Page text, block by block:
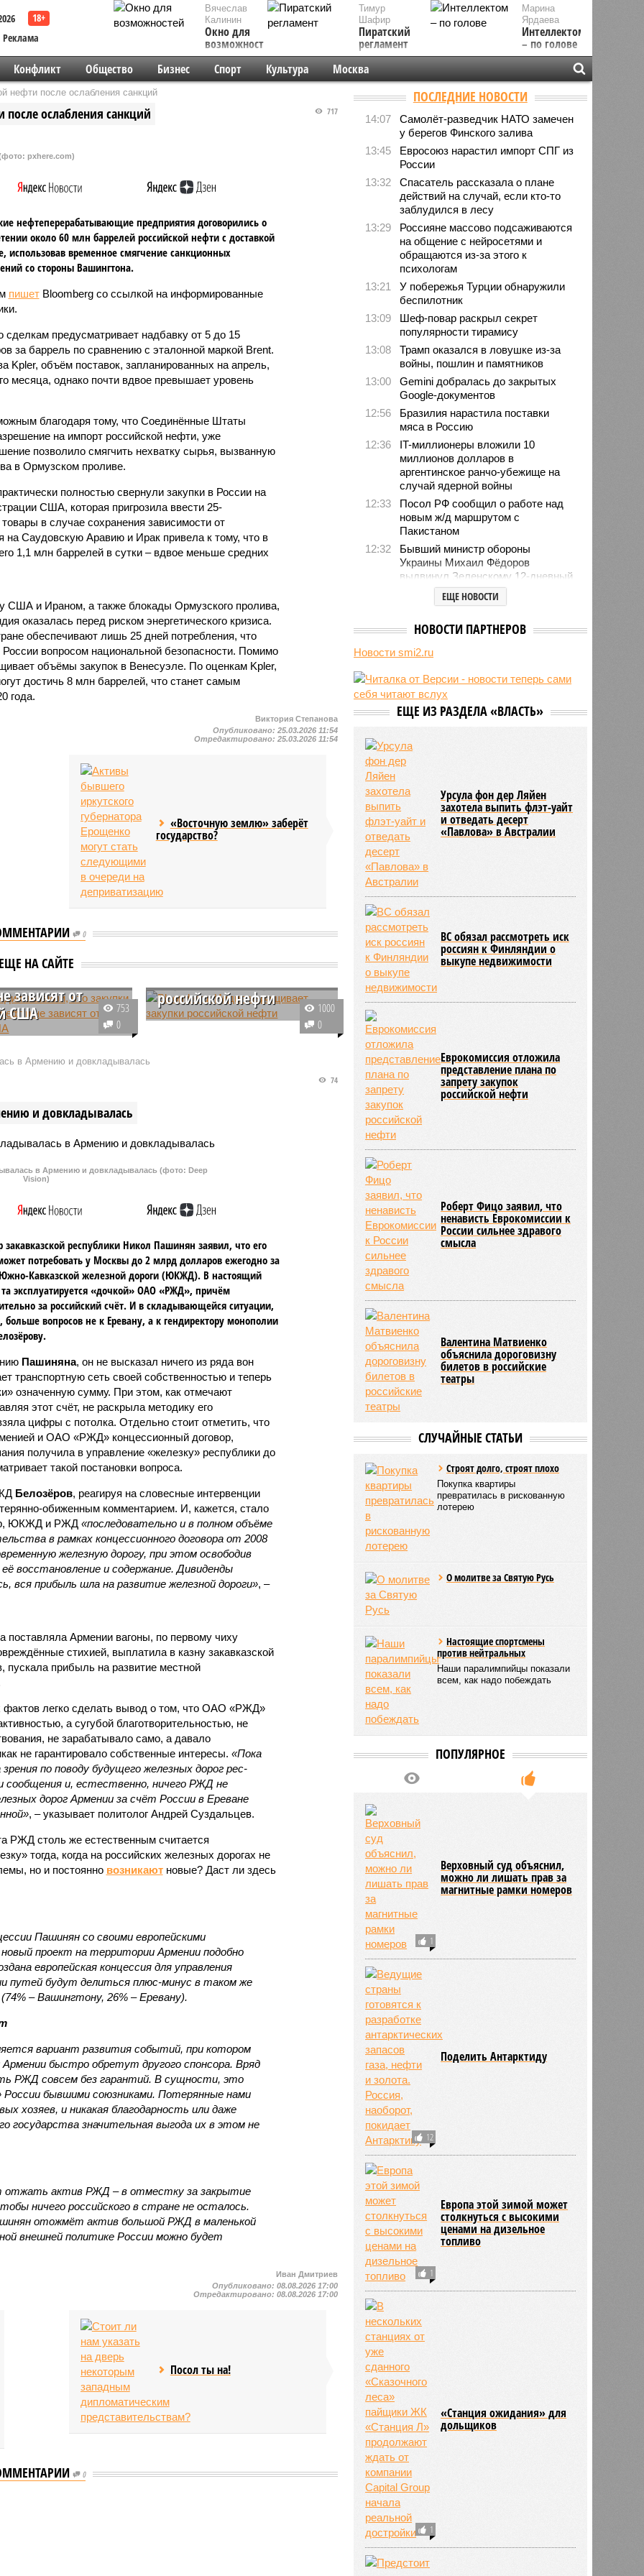
Реклама
Вячеслав
Калинин
Окно для
возможностей
Марина
Ярдаева
Интеллектом
– по голове
Тимур
Шафир
Пиратский
регламент
Конфликт Общество Бизнес Спорт Культура Москва
нефти после ослабления санкций
ослабления санкций 717
pxhere.com)
нефтеперерабатывающие предприятия договорились о
около 60 млн баррелей российской нефти с доставкой
использовав временное смягчение санкционных
со стороны Вашингтона.
пишетBloomberg со ссылкой на информированные
сделкам предусматривает надбавку от 5 до 15
за баррель по сравнению с эталонной маркой Brent.
Kpler, объём поставок, запланированных на апрель,
месяца, однако почти вдвое превышает уровень
благодаря тому, что Соединённые Штаты
на импорт российской нефти, уже
позволило смягчить нехватку сырья, вызванную
в Ормузском проливе.
полностью свернули закупки в России на
США, которая пригрозила ввести 25-
в случае сохранения зависимости от
на Саудовскую Аравию и Ирак привела к тому, что в
1,1 млн баррелей в сутки – вдвое меньше средних
США и Ираном, а также блокады Ормузского пролива,
оказалась перед риском энергетического кризиса.
обеспечивают лишь 25 дней потребления, что
вопросом национальной безопасности. Помимо
объёмы закупок в Венесуэле. По оценкам Kpler,
достичь 8 млн баррелей, что станет самым
года.
Виктория Степанова
Опубликовано:25.03.2026 11:54
Отредактировано:25.03.2026 11:54
«Восточную землю» заберёт
государство?
0
ЕЩЕ НА САЙТЕзаявили,
российской
зависят от
США
представитель
Шарма на пресс-
и будут
от того, вводит ли
исключения из
режима или,
отзывает их.
753
0
Bloomberg: Индия
российской нефти
На фоне временного ослабления
1000
0
в Армению и довкладывалась
и довкладывалась
74
в Армению и довкладывалась (фото: Deep
Vision)
закавказской республики Никол Пашинян заявил, что его
потребовать у Москвы до 2 млрд долларов ежегодно за
Кавказской железной дороги (ЮКЖД). В настоящий
эксплуатируется «дочкой» ОАО «РЖД», причём
за российский счёт. И в складывающейся ситуации,
больше вопросов не к Еревану, а к гендиректору монополии
Пашиняна, он не высказал ничего из ряда вон
транспортную сеть своей собственностью и теперь
означенную сумму. При этом, как отмечают
этот счёт, не раскрыла методику его
цифры с потолка. Отдельно стоит отметить, что
и ОАО «РЖД» концессионный договор,
получила в управление «железку» республики до
такой постановки вопроса.
Белозёров, реагируя на словесные интервенции
обиженным комментарием. И, кажется, стало
ЮКЖД и РЖД «последовательно и в полном объёме
в рамках концессионного договора от 2008
железную дорогу, при этом освободив
восстановление и содержание. Дивиденды
вся прибыль шла на развитие железной дороги», –
поставляла Армении вагоны, по первому чиху
стихией, выплатила в казну закавказской
пускала прибыль на развитие местной
фактов легко сделать вывод о том, что ОАО «РЖД»
а сугубой благотворительностью, не
не зарабатывало само, а давало
не гарантировало собственные интересы. «Пока
по поводу будущего железных дорог рес­
сообщения и, естественно, ничего РЖД не
дорог Армении за счёт России в Ереване
, – указывает политолог Андрей Суздальцев.
РЖД столь же естественным считается
тогда, когда на российских железных дорогах не
но и постоянно возникаютновые? Даст ли здесь
Пашинян со своими европейскими
проект на территории Армении подобно
европейская концессия для управления
путей будут делиться плюс-минус в таком же
– Вашингтону, 26% – Еревану).
вариант развития событий, при котором
быстро обретут другого спонсора. Вряд
РЖД совсем без гарантий. В сущности, это
России бывшими союзниками. Потерянные нами
хозяев, и никакая благодарность или даже
государства значительная выгода их в этом не
отжать актив РЖД – в отместку за закрытие
ничего российского в стране не осталось.
отожмёт актив большой РЖД в маленькой
внешней политике России можно будет
Иван Дмитриев
Опубликовано:08.08.2026 17:00
Отредактировано:08.08.2026 17:00
Посол ты на!
0
ПОСЛЕДНИЕ НОВОСТИ
14:07
Самолёт-разведчик НАТО замечен
у берегов Финского залива
13:45
Евросоюз нарастил импорт СПГ из
России
13:32
Спасатель рассказала о плане
действий на случай, если кто-то
заблудился в лесу
13:29
Россияне массово подсаживаются
на общение с нейросетями и
обращаются из-за этого к
психологам
13:21
У побережья Турции обнаружили
беспилотник
13:09
Шеф-повар раскрыл секрет
популярности тирамису
13:08
Трамп оказался в ловушке из-за
войны, пошлин и памятников
13:00
Gemini добралась до закрытых
Google-документов
12:56
Бразилия нарастила поставки
мяса в Россию
12:36
IT-миллионеры вложили 10
миллионов долларов в
аргентинское ранчо-убежище на
случай ядерной войны
12:33
Посол РФ сообщил о работе над
новым ж/д маршрутом с
Пакистаном
12:32
Бывший министр обороны
Украины Михаил Фёдоров
выдвинул Зеленскому 12-дневный
ультиматум
Удары США лишь замедлили
блогер передумал из-за реакции
11:43
Итальянские аграрии забили
тревогу из-за засухи
ЕЩЕ НОВОСТИ
НОВОСТИ ПАРТНЕРОВ
Новости smi2.ru
ЕЩЕ ИЗ РАЗДЕЛА «ВЛАСТЬ»
Урсула фон дер Ляйен
захотела выпить флэт-уайт
и отведать десерт
«Павлова» в Австралии
ВС обязал рассмотреть иск
россиян к Финляндии о
выкупе недвижимости
Еврокомиссия отложила
представление плана по
запрету закупок
российской нефти
Роберт Фицо заявил, что
ненависть Еврокомиссии к
России сильнее здравого
смысла
Валентина Матвиенко
объяснила дороговизну
билетов в российские
театры
СЛУЧАЙНЫЕ СТАТЬИ
Строят долго, строят плохо
Покупка квартиры
превратилась в рискованную
лотерею
О молитве за Святую Русь
Настоящие спортсмены
против нейтральных
Наши паралимпийцы показали
всем, как надо побеждать
ПОПУЛЯРНОЕ
1
Верховный суд объяснил,
можно ли лишать прав за
магнитные рамки номеров
12
Поделить Антарктиду
1
Европа этой зимой может
столкнуться с высокими
ценами на дизельное
топливо
1
«Станция ожидания» для
дольщиков